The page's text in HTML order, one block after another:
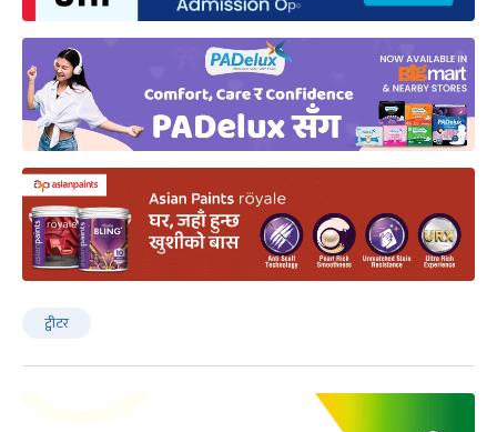
ट्वीटर